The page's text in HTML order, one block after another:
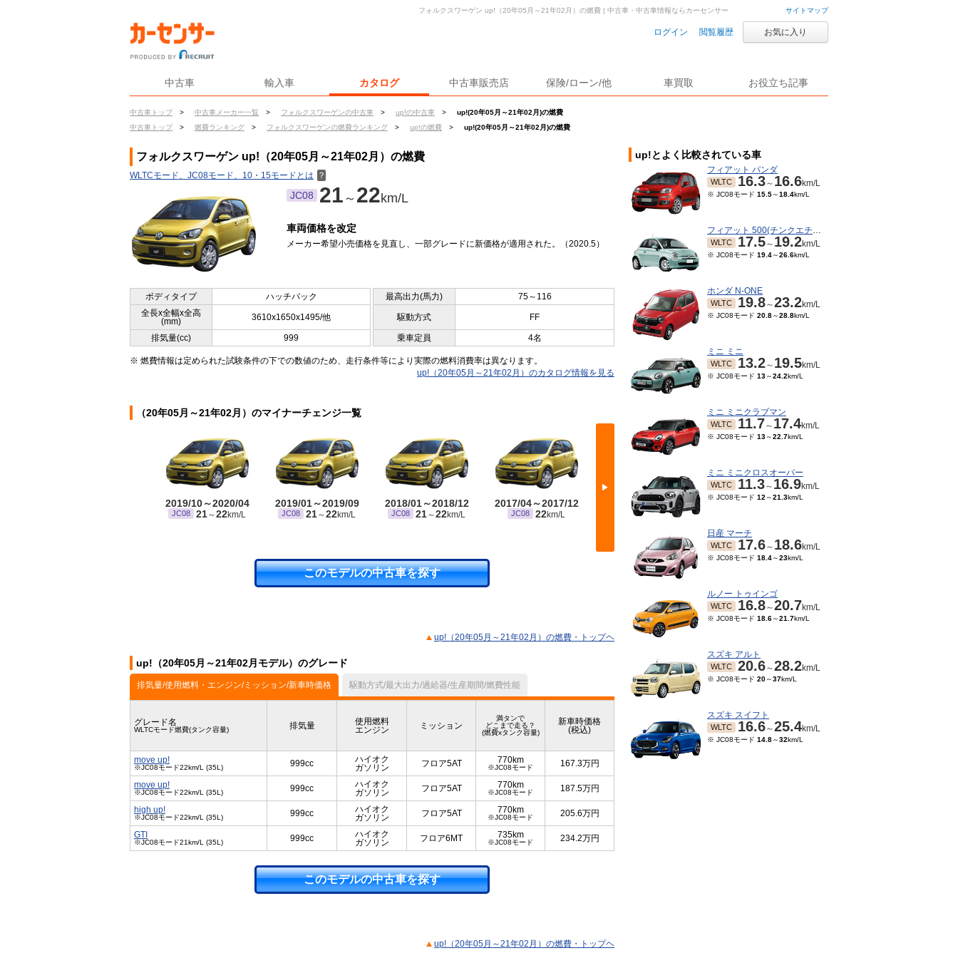
サイトマップ
ログイン 閲覧履歴 お気に入り
中古車 輸入車 カタログ 中古車販売店 保険/ローン/他 車買取 お役立ち記事
中古車トップ > 中古車メーカー一覧 > フォルクスワーゲンの中古車 > up!の中古車 >
up!(20年05月～21年02月)の燃費
中古車トップ
> 燃費ランキング > フォルクスワーゲンの燃費ランキング > up!の燃費 > up!(20年05月～21年02月)の燃費
フォルクスワーゲン up!（20年05月～21年02月）の燃費 | 中古車・中古車情報ならカーセンサー
フォルクスワーゲン up!（20年05月～21年02月）の燃費
WLTCモード、JC08モード、10・15モードとは ？
JC08 21 ～ 22km/L
車両価格を改定
メーカー希望小売価格を見直し、一部グレードに新価格が適用された。（2020.5）
ボディタイプ ハッチバック 最高出力(馬力)
75～116
全長x全幅x全高
(mm)
3610x1650x1495/他 駆動方式 FF
排気量(cc) 999 乗車定員 4名
※ 燃費情報は定められた試験条件の下での数値のため、走行条件等により実際の燃料消費率は異なります。
up!（20年05月～21年02月）のカタログ情報を見る
（20年05月～21年02月）のマイナーチェンジ一覧
▶
2019/10～2020/04
JC08 21～22km/L
2019/01～2019/09
JC08 21～22km/L
2018/01～2018/12
JC08 21～22km/L
2017/04～2017/12
JC08 22km/L
2015/06～2017/03
JC08 25.9km/L
2014/04～2015/05
このモデルの中古車を探す
up!（20年05月～21年02月）の燃費・トップヘ
up!（20年05月～21年02月モデル）のグレード
排気量/使用燃料・エンジン/ミッション/新車時価格 駆動方式/最大出力/過給器/生産期間/燃費性能
グレード名
WLTCモード燃費(タンク容量) 排気量
使用燃料
エンジン
ミッション
満タンで
どこまで走る？
(燃費xタンク容量)
新車時価格
(税込)
move up!
※JC08モード22km/L (35L) 999cc
ハイオク
ガソリン
フロア5AT 770km
※JC08モード 167.3万円
move up!
※JC08モード22km/L (35L) 999cc
ハイオク
ガソリン
フロア5AT 770km
※JC08モード 187.5万円
high up!
※JC08モード22km/L (35L) 999cc
ハイオク
ガソリン
フロア5AT 770km
※JC08モード 205.6万円
GTI
※JC08モード21km/L (35L) 999cc
ハイオク
ガソリン
フロア6MT 735km
※JC08モード 234.2万円
このモデルの中古車を探す
up!（20年05月～21年02月）の燃費・トップヘ
up!とよく比較されている車
フィアット パンダ
WLTC 16.3～ 16.6km/L
※ JC08モード 15.5～18.4km/L
フィアット 500(チンクエチェント)
WLTC 17.5～ 19.2km/L
※ JC08モード 19.4～26.6km/L
ホンダ N-ONE
WLTC 19.8～23.2km/L
※ JC08モード 20.8～28.8km/L
ミニ ミニ
WLTC 13.2～ 19.5km/L
※ JC08モード 13～24.2km/L
ミニ ミニクラブマン
WLTC 11.7～ 17.4km/L
※ JC08モード 13～22.7km/L
ミニ ミニクロスオーバー
WLTC 11.3～ 16.9km/L
※ JC08モード 12 ～21.3km/L
日産 マーチ
WLTC 17.6～ 18.6km/L
※ JC08モード 18.4～23km/L
ルノー トゥインゴ
WLTC 16.8～20.7km/L
※ JC08モード 18.6～21.7km/L
スズキ アルト
WLTC 20.6～28.2km/L
※ JC08モード 20～37km/L
スズキ スイフト
WLTC 16.6～25.4km/L
※ JC08モード 14.8～32km/L